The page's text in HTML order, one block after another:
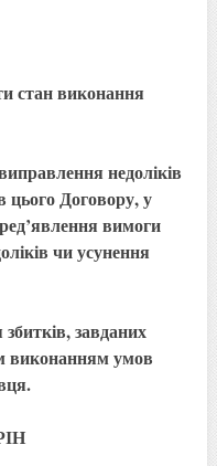
стан виконання
недоліків
цього Договору, у
вимоги
чи усунення
завданих
виконанням умов